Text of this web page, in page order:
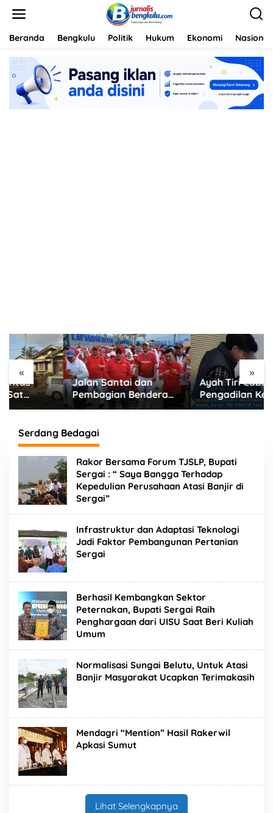
Beranda Bengkulu Politik Hukum Ekonomi Nasional
« »
Jalan Santai dan
Pembagian Bendera
Merah Putih
Kemerdekaan di
Kabupaten Lebong
Ayah Tiri Cabuli Anak,
Pengadilan Kepahiang
Jatuhkan Vonis 18
Serdang Bedagai
Rakor Bersama Forum TJSLP, Bupati
Sergai : “ Saya Bangga Terhadap
Kepedulian Perusahaan Atasi Banjir di
Sergai”
Infrastruktur dan Adaptasi Teknologi
Jadi Faktor Pembangunan Pertanian
Sergai
Berhasil Kembangkan Sektor
Peternakan, Bupati Sergai Raih
Penghargaan dari UISU Saat Beri Kuliah
Umum
Normalisasi Sungai Belutu, Untuk Atasi
Banjir Masyarakat Ucapkan Terimakasih
Mendagri “Mention” Hasil Rakerwil
Apkasi Sumut
Lihat Selengkapnya